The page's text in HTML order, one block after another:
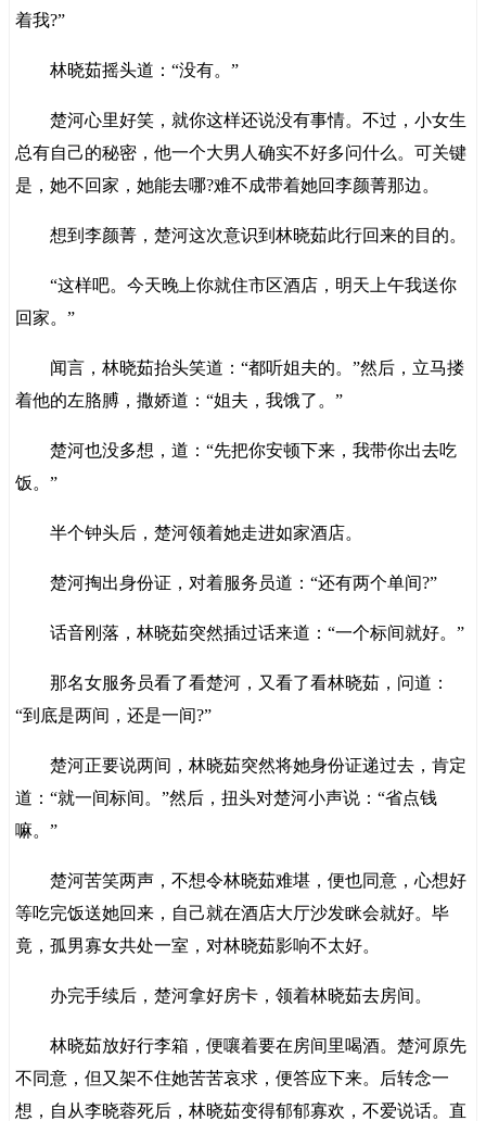
着我?”
林晓茹摇头道：“没有。”
楚河心里好笑，就你这样还说没有事情。不过，小女生
总有自己的秘密，他一个大男人确实不好多问什么。可关键
是，她不回家，她能去哪?难不成带着她回李颜菁那边。
想到李颜菁，楚河这次意识到林晓茹此行回来的目的。
“这样吧。今天晚上你就住市区酒店，明天上午我送你
回家。”
闻言，林晓茹抬头笑道：“都听姐夫的。”然后，立马搂
着他的左胳膊，撒娇道：“姐夫，我饿了。”
楚河也没多想，道：“先把你安顿下来，我带你出去吃
饭。”
半个钟头后，楚河领着她走进如家酒店。
楚河掏出身份证，对着服务员道：“还有两个单间?”
话音刚落，林晓茹突然插过话来道：“一个标间就好。”
那名女服务员看了看楚河，又看了看林晓茹，问道：
“到底是两间，还是一间?”
楚河正要说两间，林晓茹突然将她身份证递过去，肯定
道：“就一间标间。”然后，扭头对楚河小声说：“省点钱
嘛。”
楚河苦笑两声，不想令林晓茹难堪，便也同意，心想好
等吃完饭送她回来，自己就在酒店大厅沙发眯会就好。毕
竟，孤男寡女共处一室，对林晓茹影响不太好。
办完手续后，楚河拿好房卡，领着林晓茹去房间。
林晓茹放好行李箱，便嚷着要在房间里喝酒。楚河原先
不同意，但又架不住她苦苦哀求，便答应下来。后转念一
想，自从李晓蓉死后，林晓茹变得郁郁寡欢，不爱说话。直